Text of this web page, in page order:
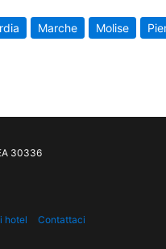
Marche Molise
30336
hotel Contattaci